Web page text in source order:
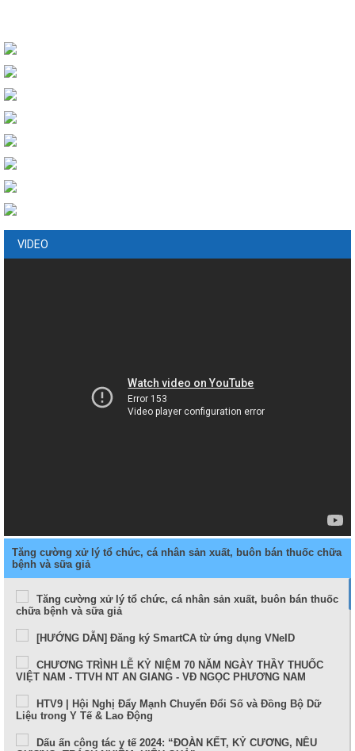
VIDEO
Tăng cường xử lý tổ chức, cá nhân sản xuất, buôn bán thuốc chữa
bệnh và sữa giả
Tăng cường xử lý tổ chức, cá nhân sản xuất, buôn bán thuốc
chữa bệnh và sữa giả
[HƯỚNG DẪN] Đăng ký SmartCA từ ứng dụng VNeID
CHƯƠNG TRÌNH LỄ KỶ NIỆM 70 NĂM NGÀY THẦY THUỐC
VIỆT NAM - TTVH NT AN GIANG - VĐ NGỌC PHƯƠNG NAM
HTV9 | Hội Nghị Đẩy Mạnh Chuyển Đổi Số và Đồng Bộ Dữ
Liệu trong Y Tế & Lao Động
Dấu ấn công tác y tế 2024: “ĐOÀN KẾT, KỶ CƯƠNG, NÊU